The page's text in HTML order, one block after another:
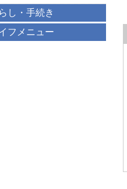
し・手続き
フメニュー